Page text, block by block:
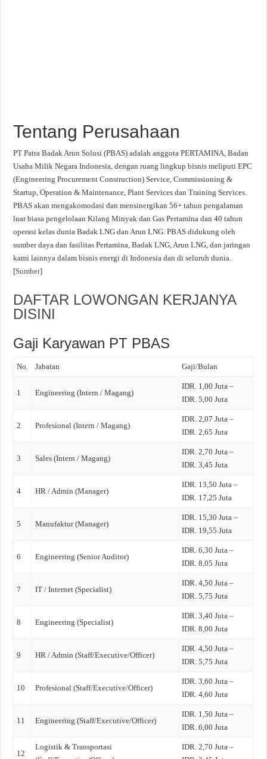
Tentang Perusahaan
PT Patra Badak Arun Solusi (PBAS) adalah anggota PERTAMINA, Badan
Usaha Milik Negara Indonesia, dengan ruang lingkup bisnis meliputi EPC
(Engineering Procurement Construction) Service, Commissioning &
Startup, Operation & Maintenance, Plant Services dan Training Services.
PBAS akan mengakomodasi dan mensinergikan 56+ tahun pengalaman
luar biasa pengelolaan Kilang Minyak dan Gas Pertamina dan 40 tahun
operasi kelas dunia Badak LNG dan Arun LNG. PBAS didukung oleh
sumber daya dan fasilitas Pertamina, Badak LNG, Arun LNG, dan jaringan
kami lainnya dalam bisnis energi di Indonesia dan di seluruh dunia.
[Sumber]
DAFTAR LOWONGAN KERJANYA
DISINI
Gaji Karyawan PT PBAS
No. Jabatan Gaji/Bulan
1 Engineering (Intern / Magang)
IDR. 1,00 Juta –
IDR. 5,00 Juta
2 Profesional (Intern / Magang)
IDR. 2,07 Juta –
IDR. 2,65 Juta
3 Sales (Intern / Magang)
IDR. 2,70 Juta –
IDR. 3,45 Juta
4 HR / Admin (Manager)
IDR. 13,50 Juta –
IDR. 17,25 Juta
5 Manufaktur (Manager)
IDR. 15,30 Juta –
IDR. 19,55 Juta
6 Engineering (Senior Auditor)
IDR. 6,30 Juta –
IDR. 8,05 Juta
7 IT / Internet (Specialist)
IDR. 4,50 Juta –
IDR. 5,75 Juta
8 Engineering (Specialist)
IDR. 3,40 Juta –
IDR. 8,00 Juta
9 HR / Admin (Staff/Executive/Officer)
IDR. 4,50 Juta –
IDR. 5,75 Juta
10 Profesional (Staff/Executive/Officer)
IDR. 3,60 Juta –
IDR. 4,60 Juta
11 Engineering (Staff/Executive/Officer)
IDR. 1,50 Juta –
IDR. 6,00 Juta
12
Logistik & Transportasi
IDR. 2,70 Juta –